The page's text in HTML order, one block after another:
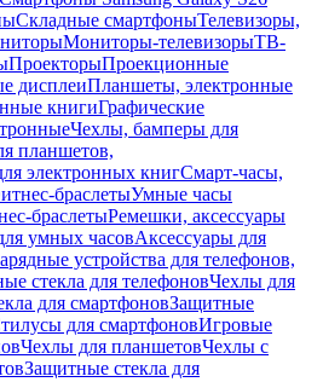
Складные смартфоныТелевизоры,
Мониторы-телевизорыТВ-
ПроекторыПроекционные
дисплеиПланшеты, электронные
книгиГрафические
Чехлы, бамперы для
планшетов,
электронных книгСмарт-часы,
браслетыУмные часы
браслетыРемешки, аксессуары
умных часовАксессуары для
устройства для телефонов,
стекла для телефоновЧехлы для
для смартфоновЗащитные
для смартфоновИгровые
Чехлы для планшетовЧехлы с
Защитные стекла для